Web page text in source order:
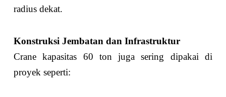
radius dekat.
Konstruksi Jembatan dan Infrastruktur
Crane kapasitas 60 ton juga sering dipakai di
proyek seperti: